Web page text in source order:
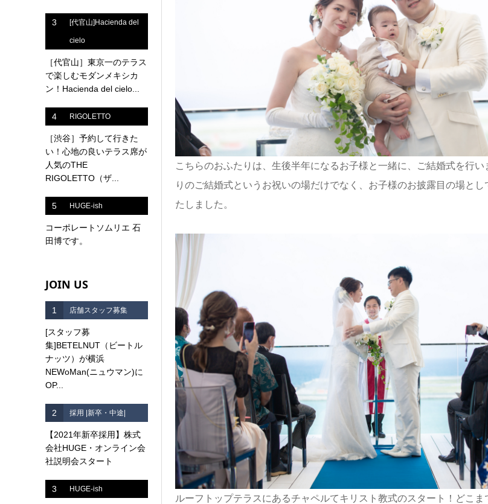
こちらのおふたりは、生後半年になるお子様と一緒に、ご結婚式を行い
りのご結婚式というお祝いの場だけでなく、お子様のお披露目の場とし
たしました。
ルーフトップテラスにあるチャペルてキリスト教式のスタート！どこま
3 [代官山]Hacienda del
cielo
［代官山］東京一のテラス
で楽しむモダンメキシカ
ン！Hacienda del cielo...
4 RIGOLETTO
［渋谷］予約して行きた
い！心地の良いテラス席が
人気のTHE
RIGOLETTO（ザ...
5 HUGE-ish
コーポレートソムリエ 石
田博です。
JOIN US
1 店舗スタッフ募集
[スタッフ募
集]BETELNUT（ビートル
ナッツ）が横浜
NEWoMan(ニュウマン)に
OP...
2 採用 |新卒・中途|
【2021年新卒採用】株式
会社HUGE・オンライン会
社説明会スタート
3 HUGE-ish